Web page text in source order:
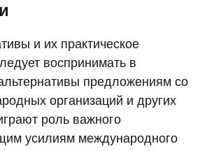
и их практическое
воспринимать в
предложениям со
организаций и других
роль важного
усилиям международного